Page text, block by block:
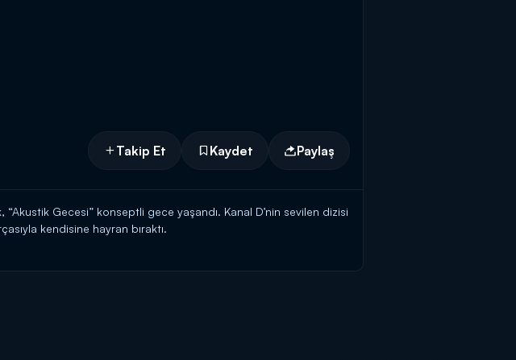
Takip Et Kaydet Paylaş
Gecesi” konseptli gece yaşandı. Kanal D’nin sevilen dizisi
kendisine hayran bıraktı.